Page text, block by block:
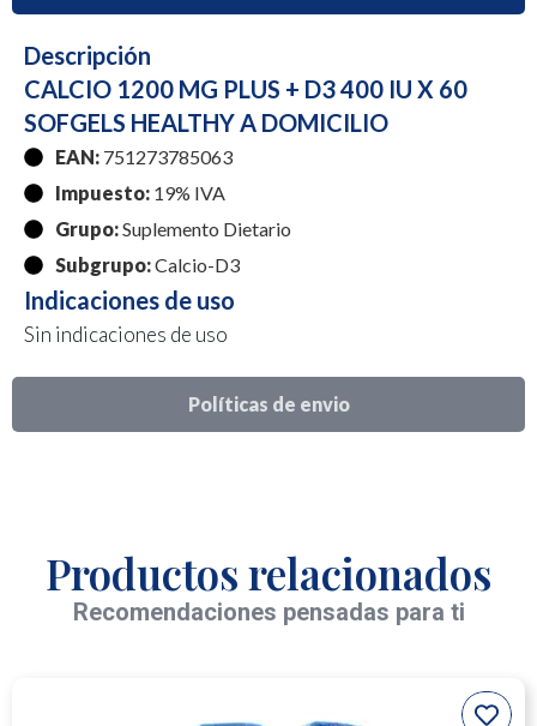
Políticas de envio
Descripción
CALCIO 1200 MG PLUS + D3 400 IU X 60
SOFGELS HEALTHY A DOMICILIO
EAN: 751273785063
Impuesto: 19% IVA
Grupo:Suplemento Dietario
Subgrupo:Calcio-D3
Indicaciones de uso
Sin indicaciones de uso
Productos relacionados
Recomendaciones pensadas para ti